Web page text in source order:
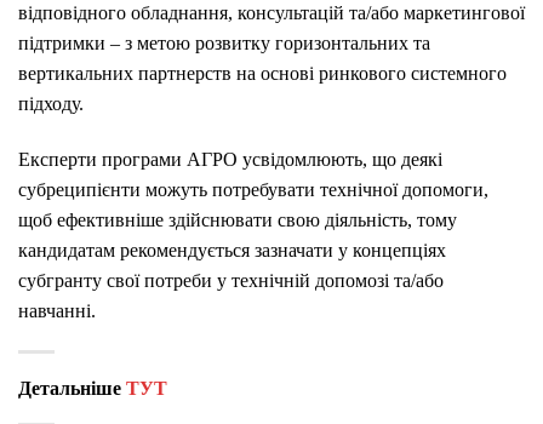
відповідного обладнання, консультацій та/або маркетингової
підтримки – з метою розвитку горизонтальних та
вертикальних партнерств на основі ринкового системного
підходу.
Експерти програми АГРО усвідомлюють, що деякі
субреципієнти можуть потребувати технічної допомоги,
щоб ефективніше здійснювати свою діяльність, тому
кандидатам рекомендується зазначати у концепціях
субгранту свої потреби у технічній допомозі та/або
навчанні.
Детальніше ТУТ